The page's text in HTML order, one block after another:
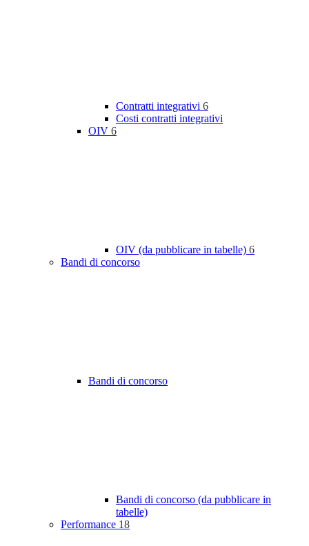
Contratti integrativi 6
Costi contratti integrativi
OIV 6
OIV (da pubblicare in tabelle) 6
Bandi di concorso
Bandi di concorso
Bandi di concorso (da pubblicare in
tabelle)
Performance 18